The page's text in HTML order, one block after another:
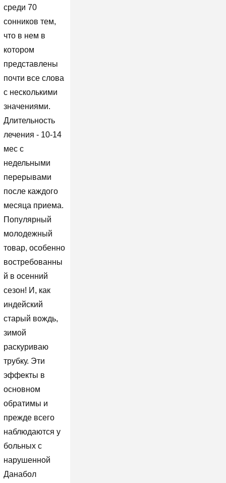
среди 70
сонников тем,
что в нем в
котором
представлены
почти все слова
с несколькими
значениями.
Длительность
лечения - 10-14
мес с
недельными
перерывами
после каждого
месяца приема.
Популярный
молодежный
товар, особенно
востребованны
й в осенний
сезон! И, как
индейский
старый вождь,
зимой
раскуриваю
трубку. Эти
эффекты в
основном
обратимы и
прежде всего
наблюдаются у
больных с
нарушенной
Данабол